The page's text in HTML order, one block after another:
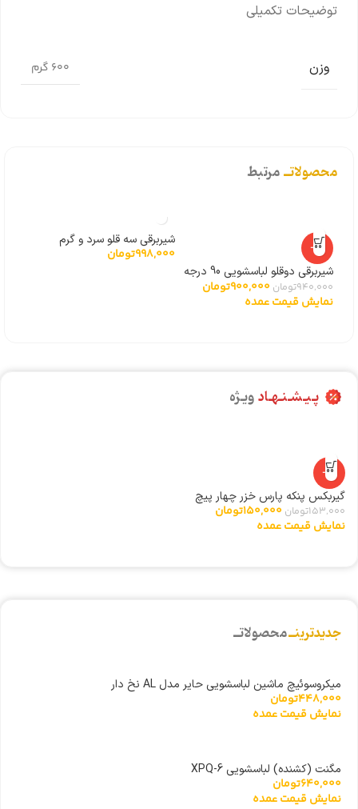
توضیحات تکمیلی
وزن 600 گرم
محصولاتــمرتبط
-4%
شیربرقی دوقلو لباسشویی 90 درجه
توشیبا
940,000تومان 900,000تومان
نمایش قیمت عمده
شیربرقی سه قلو سرد و گرم
998,000تومان
پـیـشـنـهـادویـژه
-2%
گیربکس پنکه پارس خزر چهار پیچ
153,000تومان 150,000تومان
نمایش قیمت عمده
جدیدترینــمحصولاتــ
میکروسوئیچ ماشین لباسشویی حایر مدل AL نخ دار
448,000تومان
نمایش قیمت عمده
مگنت (کشنده) لباسشویی XPQ-6
640,000تومان
نمایش قیمت عمده